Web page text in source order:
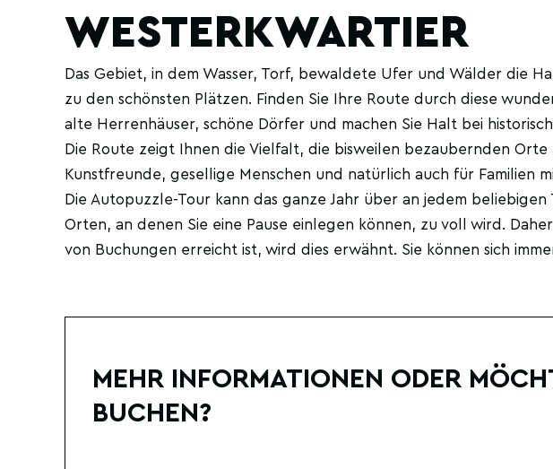
WESTERKWARTIER
Das Gebiet, in dem Wasser, Torf, bewaldete Ufer und Wälder die
zu den schönsten Plätzen. Finden Sie Ihre Route durch diese
alte Herrenhäuser, schöne Dörfer und machen Sie Halt bei
Die Route zeigt Ihnen die Vielfalt, die bisweilen bezaubernden
Kunstfreunde, gesellige Menschen und natürlich auch für Familien
Die Autopuzzle-Tour kann das ganze Jahr über an jedem
Orten, an denen Sie eine Pause einlegen können, zu voll wird.
von Buchungen erreicht ist, wird dies erwähnt. Sie können sich
MEHR INFORMATIONEN ODER
BUCHEN?